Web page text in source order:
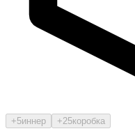
+5иннер +25коробка